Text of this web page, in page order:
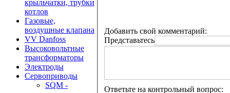
крыльчатки, трубки
котлов
Газовые,
воздушные клапана
VV Danfoss
Высоковольтные
трансформаторы
Электроды
Сервоприводы
SQM -
Добавить свой комментарий:
Представьтесь
Ответьте на контрольный вопрос: